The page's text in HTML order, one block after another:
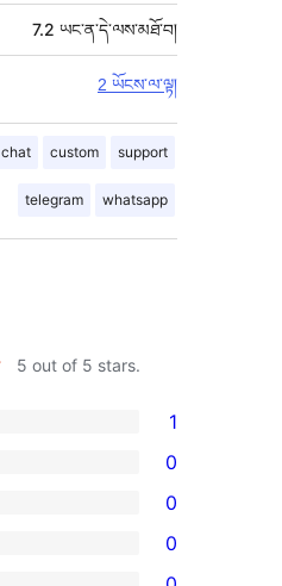
7.2 ཡང་ན་དེ་ལས་མཐོ་བ།
2 ཡོངས་ལ་ལྟ།
chat custom support
telegram whatsapp
5 out of 5 stars.
1
0
0
0